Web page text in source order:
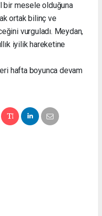
bir mesele olduğuna
ortak bilinç ve
vurguladı. Meydan,
iyilik hareketine
hafta boyunca devam